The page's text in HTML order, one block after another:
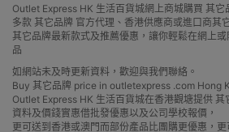
Outlet Express HK 生活百貨城網上商城購買 其它
多款 其它品牌 官方代理、香港供應商或進口商其
其它品牌最新款式及推薦優惠，讓你輕鬆在網上
品
如網站未及時更新資料，歡迎與我們聯絡。
Buy 其它品牌 price in outletexpress .com Hong
Outlet Express HK 生活百貨城在香港觀塘提供 其
資料及價錢實惠借批發優惠以及公司學校報價，
更可送到香港或澳門而部份產品比團購更優惠，